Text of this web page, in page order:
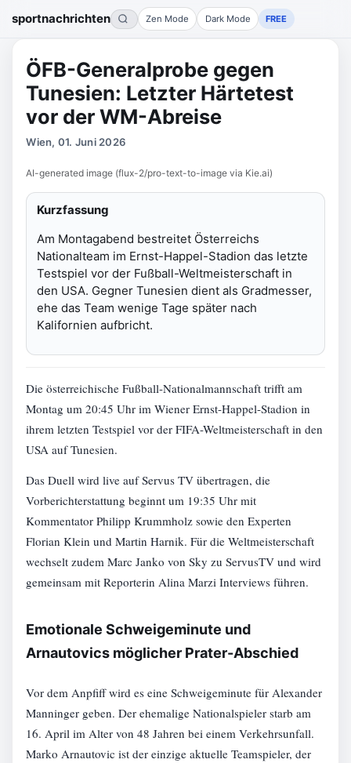
sportnachrichten Zen Mode Dark Mode FREE
ÖFB-Generalprobe gegen
Tunesien: Letzter Härtetest
vor der WM-Abreise
Wien, 01. Juni 2026
AI-generated image (flux-2/pro-text-to-image via Kie.ai)
Kurzfassung
Am Montagabend bestreitet Österreichs
Nationalteam im Ernst-Happel-Stadion das letzte
Testspiel vor der Fußball-Weltmeisterschaft in
den USA. Gegner Tunesien dient als Gradmesser,
ehe das Team wenige Tage später nach
Kalifornien aufbricht.
Die österreichische Fußball-Nationalmannschaft trifft am
Montag um 20:45 Uhr im Wiener Ernst-Happel-Stadion in
ihrem letzten Testspiel vor der FIFA-Weltmeisterschaft in den
USA auf Tunesien.
Das Duell wird live auf Servus TV übertragen, die
Vorberichterstattung beginnt um 19:35 Uhr mit
Kommentator Philipp Krummholz sowie den Experten
Florian Klein und Martin Harnik. Für die Weltmeisterschaft
wechselt zudem Marc Janko von Sky zu ServusTV und wird
gemeinsam mit Reporterin Alina Marzi Interviews führen.
Emotionale Schweigeminute und
Arnautovics möglicher Prater-Abschied
Vor dem Anpfiff wird es eine Schweigeminute für Alexander
Manninger geben. Der ehemalige Nationalspieler starb am
16. April im Alter von 48 Jahren bei einem Verkehrsunfall.
Marko Arnautovic ist der einzige aktuelle Teamspieler, der